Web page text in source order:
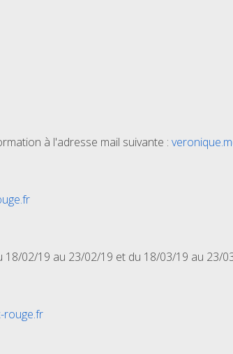
à l'adresse mail suivante :
18/02/19 au 23/02/19 et du 18/03/19 au 23/
rouge.fr